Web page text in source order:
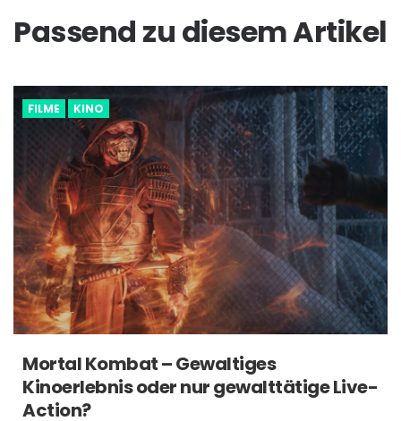
Passend zu diesem Artikel
FILME KINO
Mortal Kombat – Gewaltiges
Kinoerlebnis oder nur gewalttätige Live-
Action?